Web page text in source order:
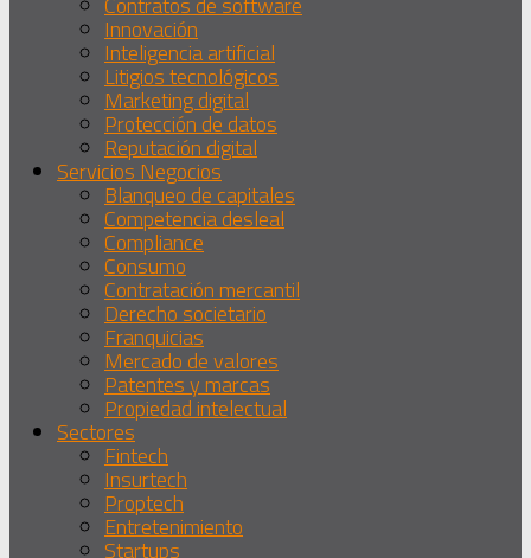
Innovación
Inteligencia artificial
Litigios tecnológicos
Marketing digital
Protección de datos
Reputación digital
Servicios Negocios
Blanqueo de capitales
Competencia desleal
Compliance
Consumo
Contratación mercantil
Derecho societario
Franquicias
Mercado de valores
Patentes y marcas
Propiedad intelectual
Sectores
Fintech
Insurtech
Proptech
Entretenimiento
Startups